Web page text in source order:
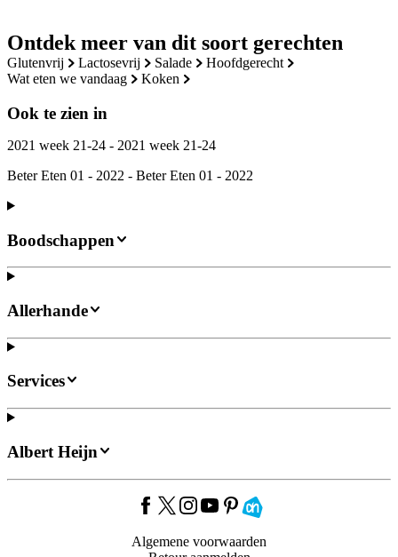
Ontdek meer van dit soort gerechten
glutenvrij lactosevrij salade
hoofdgerecht
wat eten we vandaag
koken
Ook te zien in
2021 week 21-24 - 2021 week 21-24
Beter Eten 01 - 2022 - Beter Eten 01 - 2022
Boodschappen
Allerhande
Services
Albert Heijn
Algemene voorwaarden